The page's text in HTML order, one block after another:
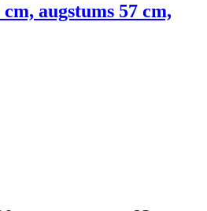
augstums 57 cm,